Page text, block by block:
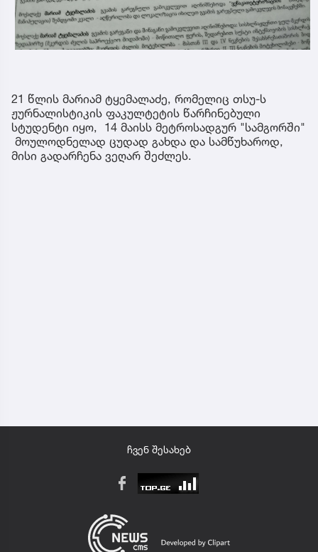
21 წლის მარიამ ტყემალაძე, რომელიც თსუ-ს
ჟურნალისტიკის ფაკულტეტის წარჩინებული
სტუდენტი იყო, 14 მაისს მეტროსადგურ "სამგორში"
მოულოდნელად ცუდად გახდა და სამწუხაროდ,
მისი გადარჩენა ვეღარ შეძლეს.
ჩვენ შესახებ